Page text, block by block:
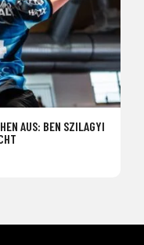
AUS: BEN SZILAGYI